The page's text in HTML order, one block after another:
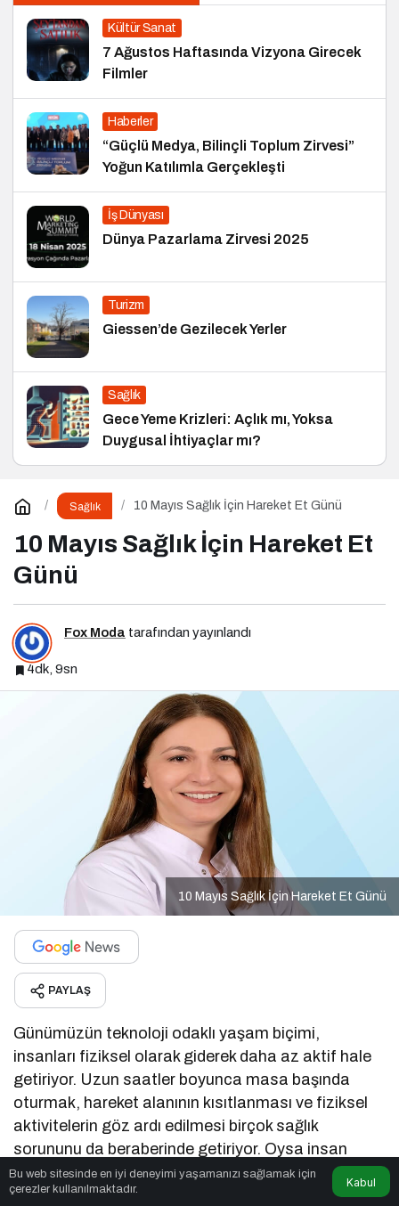
Kültür Sanat
7 Ağustos Haftasında Vizyona Girecek
Filmler
Haberler
“Güçlü Medya, Bilinçli Toplum Zirvesi”
Yoğun Katılımla Gerçekleşti
İş Dünyası
Dünya Pazarlama Zirvesi 2025
Turizm
Giessen’de Gezilecek Yerler
Sağlık
Gece Yeme Krizleri: Açlık mı, Yoksa
Duygusal İhtiyaçlar mı?
Sağlık 10 Mayıs Sağlık İçin Hareket Et Günü
10 Mayıs Sağlık İçin Hareket Et
Günü
Fox Moda tarafından yayınlandı
4dk, 9sn
10 Mayıs Sağlık İçin Hareket Et Günü
PAYLAŞ
Günümüzün teknoloji odaklı yaşam biçimi,
insanları fiziksel olarak giderek daha az aktif hale
getiriyor. Uzun saatler boyunca masa başında
oturmak, hareket alanının kısıtlanması ve fiziksel
aktivitelerin göz ardı edilmesi birçok sağlık
sorununu da beraberinde getiriyor. Oysa insan
bedeni, hareket etmek üzere programlanmıştır.
Hareket etmek sadece fiziksel görünümle ilgili
Bu web sitesinde en iyi deneyimi yaşamanızı sağlamak için
çerezler kullanılmaktadır.
Kabul